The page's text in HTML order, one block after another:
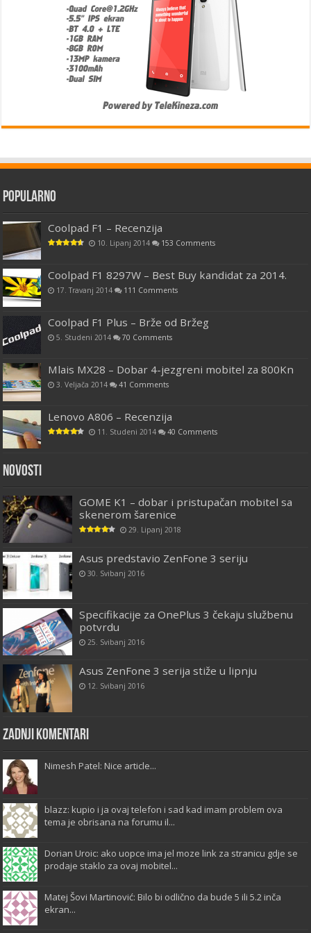
Popularno
Coolpad F1 – Recenzija
10. Lipanj 2014 153 Comments
Coolpad F1 8297W – Best Buy kandidat za 2014.
17. Travanj 2014 111 Comments
Coolpad F1 Plus – Brže od Bržeg
5. Studeni 2014 70 Comments
Mlais MX28 – Dobar 4-jezgreni mobitel za 800Kn
3. Veljača 2014 41 Comments
Lenovo A806 – Recenzija
11. Studeni 2014 40 Comments
Novosti
GOME K1 – dobar i pristupačan mobitel sa
skenerom šarenice
29. Lipanj 2018
Asus predstavio ZenFone 3 seriju
30. Svibanj 2016
Specifikacije za OnePlus 3 čekaju službenu
potvrdu
25. Svibanj 2016
Asus ZenFone 3 serija stiže u lipnju
12. Svibanj 2016
Zadnji komentari
Nimesh Patel: Nice article...
blazz: kupio i ja ovaj telefon i sad kad imam problem ova
tema je obrisana na forumu il...
Dorian Uroic: ako uopce ima jel moze link za stranicu gdje se
prodaje staklo za ovaj mobitel...
Matej Šovi Martinović: Bilo bi odlično da bude 5 ili 5.2 inča
ekran...